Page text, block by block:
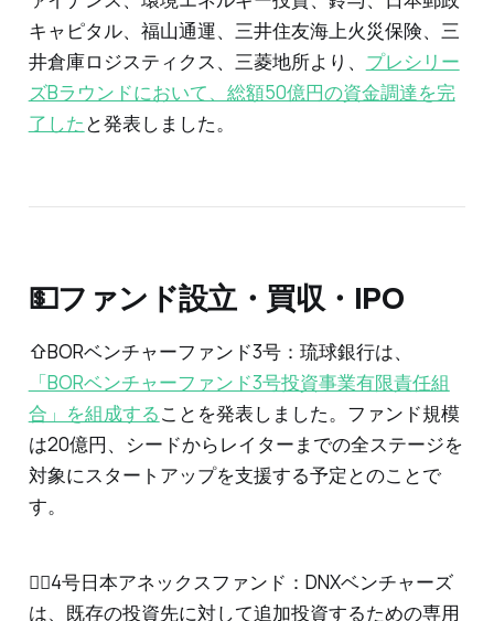
キャピタル、福山通運、三井住友海上火災保険、三
井倉庫ロジスティクス、三菱地所より、 プレシリー
ズBラウンドにおいて、総額50億円の資金調達を完
了した と発表しました。
💵ファンド設立・買収・IPO
⇧BORベンチャーファンド3号：琉球銀行は、
「BORベンチャーファンド3号投資事業有限責任組
合」を組成する​ことを発表しました。ファンド規模
は20億円、シードからレイターまでの全ステージを
対象にスタートアップを支援する予定とのことで
す。
🏄‍♂️4号日本アネックスファンド：DNXベンチャーズ
は、既存の投資先に対して追加投資するための専用